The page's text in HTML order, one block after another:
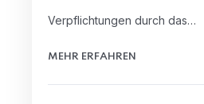
Verpflichtungen durch das…
MEHR ERFAHREN